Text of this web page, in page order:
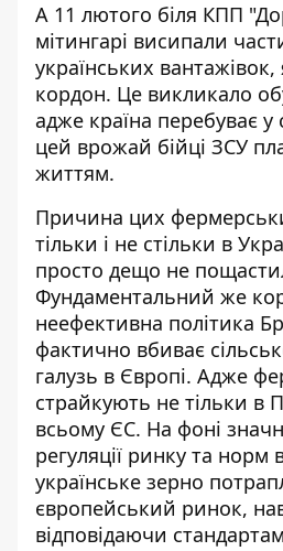
А 11 лютого біля КПП
мітингарі висипали
українських вантажівок,
кордон. Це викликало
адже країна перебуває у
цей врожай бійці ЗСУ
життям.
Причина цих
тільки і не стільки в
просто дещо не
Фундаментальний же
неефективна політика
фактично вбиває
галузь в Європі. Адже
страйкують не тільки в
всьому ЄС. На фоні
регуляції ринку та норм
українське зерно
європейський ринок,
відповідаючи